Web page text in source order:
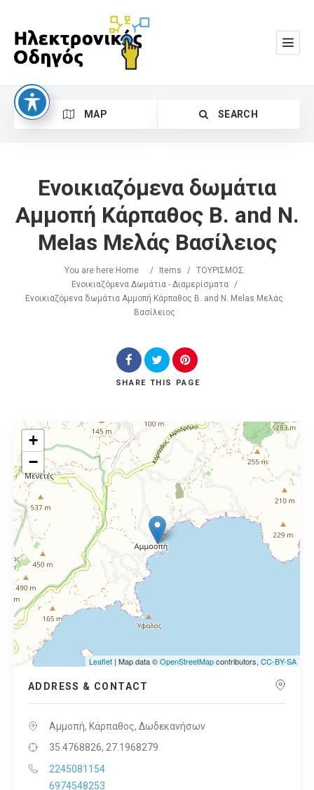
MAP SEARCH
Search
Ενοικιαζόμενα δωμάτια
Αμμοπή Κάρπαθος B. and N.
Melas Μελάς Βασίλειος
You are here: Home / Items / ΤΟΥΡΙΣΜΟΣ
Ενοικιαζόμενα Δωμάτια - Διαμερίσματα
/
Ενοικιαζόμενα δωμάτια Αμμοπή Κάρπαθος B. and N. Melas Μελάς
Βασίλειος
SHARE THIS PAGE
+
−
Leaflet | Map data ©OpenStreetMapcontributors, CC-BY-SA
ADDRESS & CONTACT
Αμμοπή, Κάρπαθος, Δωδεκανήσων
35.4768826, 27.1968279
2245081154
6974548253